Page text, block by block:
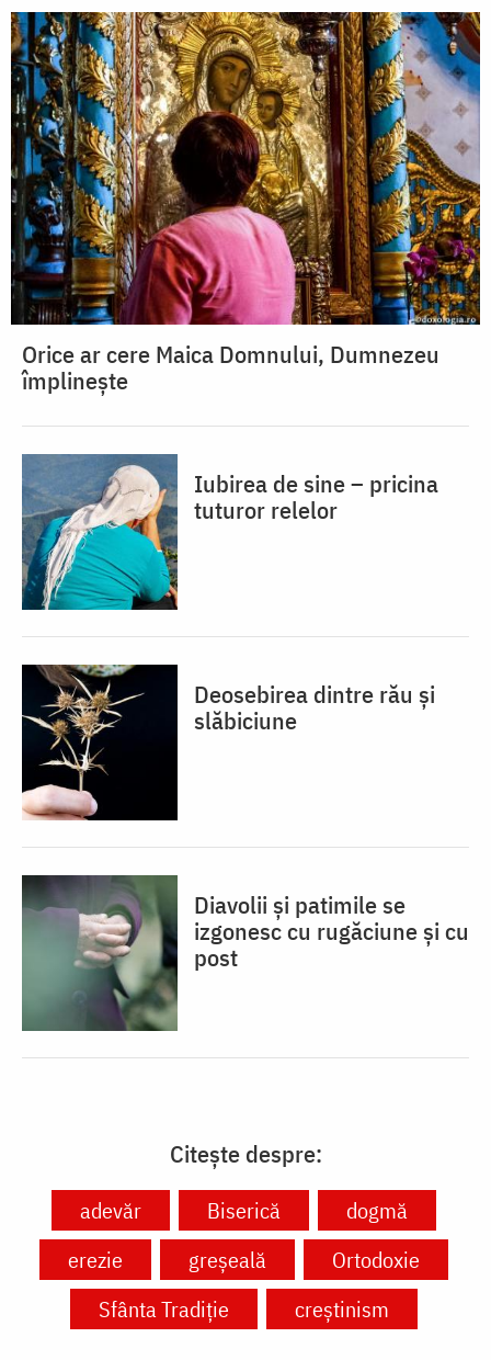
Orice ar cere Maica Domnului, Dumnezeu
împlinește
Iubirea de sine – pricina
tuturor relelor
Deosebirea dintre rău și
slăbiciune
Diavolii și patimile se
izgonesc cu rugăciune și cu
post
Citește despre:
adevăr Biserică
dogmă
erezie
greșeală
Ortodoxie
Sfânta Tradiție
creștinism